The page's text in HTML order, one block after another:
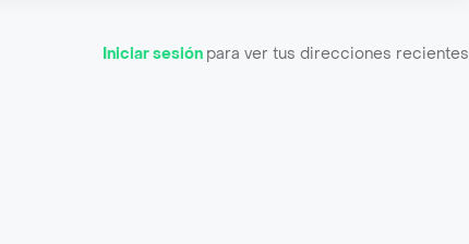
Iniciar sesión para ver tus direcciones recientes